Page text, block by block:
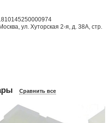
ул. Хуторская 2-я, д. 38А, стр.
Сравнить все